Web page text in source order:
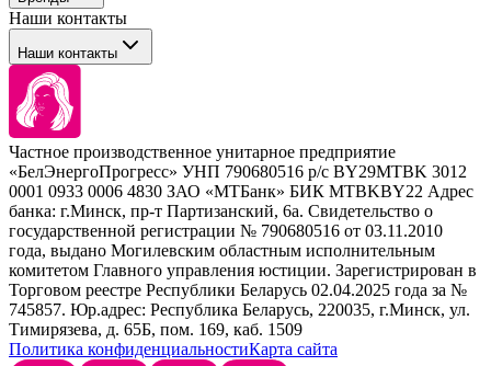
Уход
Стайлинг
Брови и ресницы
Барберинг
Наборы
Расходные материалы
Tefia
Concept
Kezy
Barex
Sim Sensitive
Kebren
Selective Professional
White Line
Наши контакты
Наши контакты
+ 375 44 7233514
+ 375 29 1649505
info@krasabel.by
Офис: г. Минск, ул. Тимирязева 65Б, офис 1509
Склад: г. Минск, ул. Домбровская, 15
Частное производственное унитарное предприятие
«БелЭнергоПрогресс» УНП 790680516 р/с BY29MTBK 3012
0001 0933 0006 4830 ЗАО «МТБанк» БИК MTBKBY22 Адрес
банка: г.Минск, пр-т Партизанский, 6а. Свидетельство о
государственной регистрации № 790680516 от 03.11.2010
года, выдано Могилевским областным исполнительным
комитетом Главного управления юстиции. Зарегистрирован в
Торговом реестре Республики Беларусь 02.04.2025 года за №
745857. Юр.адрес: Республика Беларусь, 220035, г.Минск, ул.
Тимирязева, д. 65Б, пом. 169, каб. 1509
Политика конфиденциальностиКарта сайта